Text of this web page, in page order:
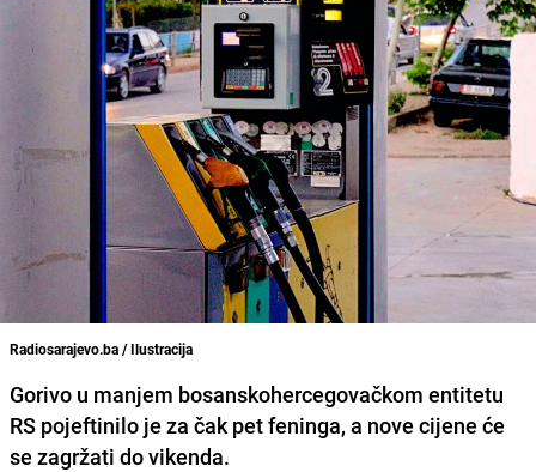
Radiosarajevo.ba / Ilustracija
Gorivo u manjem bosanskohercegovačkom entitetu
RS pojeftinilo je za čak pet feninga, a nove cijene će
se zagržati do vikenda.